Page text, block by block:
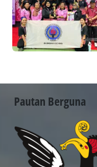
Pautan Berguna